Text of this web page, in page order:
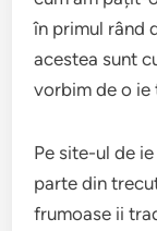
în primul rând
acestea sunt
vorbim de o ie
Pe site-ul de
parte din
frumoase ii